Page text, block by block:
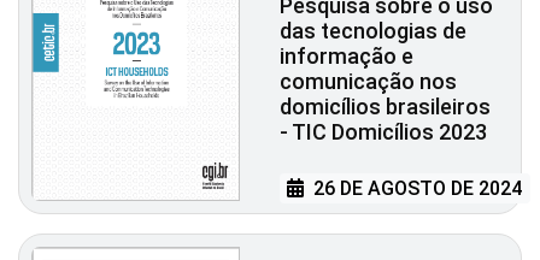
Pesquisa sobre o uso
das tecnologias de
informação e
comunicação nos
domicílios brasileiros
- TIC Domicílios 2023
26 DE AGOSTO DE 2024